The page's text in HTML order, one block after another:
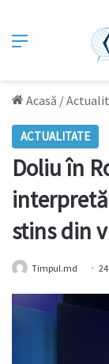
Meniu
Acasă /
ACTUALITATE
Doliu în
stins din
Timpul.md